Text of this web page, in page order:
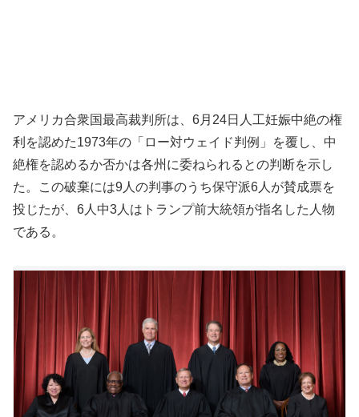
アメリカ合衆国最高裁判所は、6月24日人工妊娠中絶の権
利を認めた1973年の「ロー対ウェイド判例」を覆し、中
絶権を認めるか否かは各州に委ねられるとの判断を示し
た。この破棄には9人の判事のうち保守派6人が賛成票を
投じたが、6人中3人はトランプ前大統領が指名した人物
である。